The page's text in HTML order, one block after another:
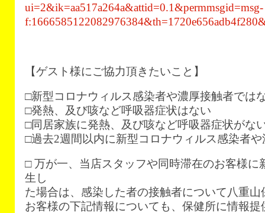
ui=2&ik=aa517a264a&attid=0.1&permmsgid=msg-
【ゲスト様にご協力頂きたいこと】
□新型コロナウィルス感染者や濃厚接触者では
□発熱、及び咳など呼吸器症状はない
□同居家族に発熱、及び咳など呼吸器症状がな
□過去2週間以内に新型コロナウィルス感染者
□ 万が一、当店スタッフや同時滞在のお客様に
生し
た場合は、感染した者の接触者について八重
お客様の下記情報についても、保健所に情報